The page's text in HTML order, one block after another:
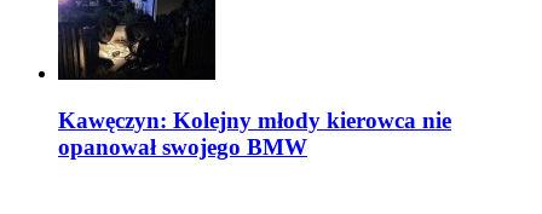
Kawęczyn: Kolejny młody kierowca nie
opanował swojego BMW